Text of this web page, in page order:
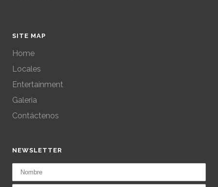
SITE MAP
Home
Locales
Entertainment
Galeria
Contáctenos
NEWSLETTER